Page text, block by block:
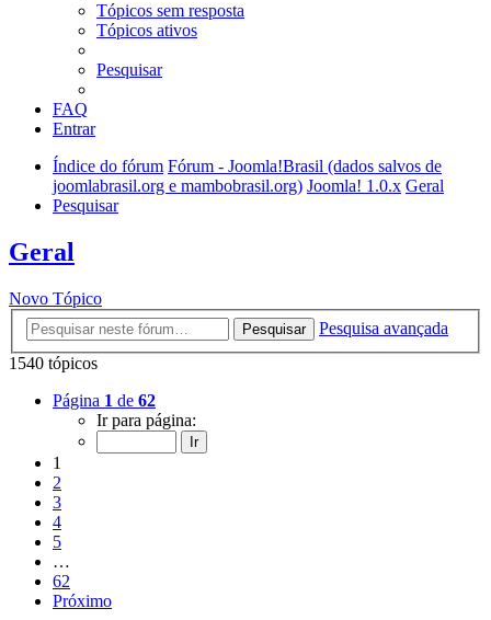
Tópicos sem resposta
Tópicos ativos
Pesquisar
FAQ
Entrar
Índice do fórum Fórum - Joomla!Brasil (dados salvos de
joomlabrasil.org e mambobrasil.org) Joomla! 1.0.x Geral
Pesquisar
Geral
Novo Tópico
Pesquisar
Pesquisa avançada
1540 tópicos
Página 1 de 62
Ir para página:
1
2
3
4
5
…
62
Próximo